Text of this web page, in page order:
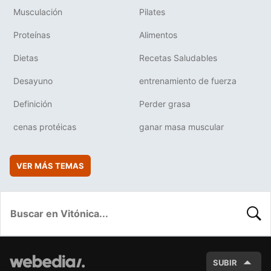
Musculación Pilates
Proteínas Alimentos
Dietas Recetas Saludables
Desayuno entrenamiento de fuerza
Definición Perder grasa
cenas protéicas ganar masa muscular
VER MÁS TEMAS
SUBIR